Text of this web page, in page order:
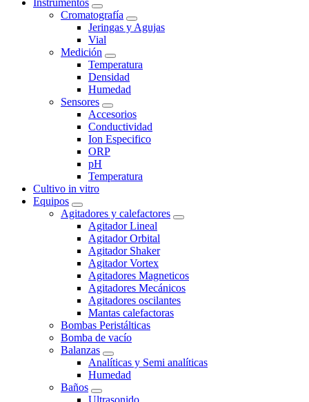
Cromatografía
Jeringas y Agujas
Vial
Medición
Temperatura
Densidad
Humedad
Sensores
Accesorios
Conductividad
Ion Especifico
ORP
pH
Temperatura
Cultivo in vitro
Equipos
Agitadores y calefactores
Agitador Lineal
Agitador Orbital
Agitador Shaker
Agitador Vortex
Agitadores Magneticos
Agitadores Mecánicos
Agitadores oscilantes
Mantas calefactoras
Bombas Peristálticas
Bomba de vacío
Balanzas
Analíticas y Semi analíticas
Humedad
Baños
Ultrasonido